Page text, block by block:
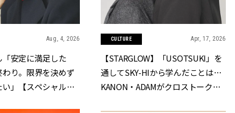
Aug, 4, 2026
安定に満足した
り。限界を決めず
」【スペシャルド
CULTURE Apr, 17, 2026
【STARGLOW】「USOTSUKI」を
通してSKY-HIから学んだことは…
KANON・ADAMがクロストーク！ |